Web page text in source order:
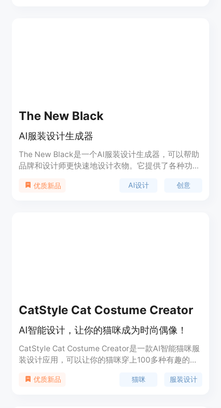
The New Black
AI服装设计生成器
The New Black是一个AI服装设计生成器，可以帮助
品牌和设计师更快速地设计衣物。它提供了各种功
用户可以与其他创作者一起使用AI设计衣物。
优质新品 AI设计 创意
CatStyle Cat Costume Creator
AI智能设计，让你的猫咪成为时尚偶像！
CatStyle Cat Costume Creator是一款AI智能猫咪服
装设计应用，可以让你的猫咪穿上100多种有趣的服
等等。只需上传照片，CatStyle的AI技术就能生成逼
优质新品 猫咪 服装设计